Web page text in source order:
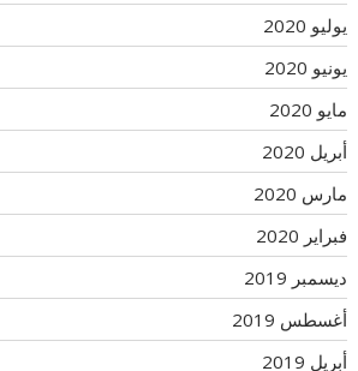
يوليو 2020
يونيو 2020
مايو 2020
أبريل 2020
مارس 2020
فبراير 2020
ديسمبر 2019
أغسطس 2019
أبريل 2019